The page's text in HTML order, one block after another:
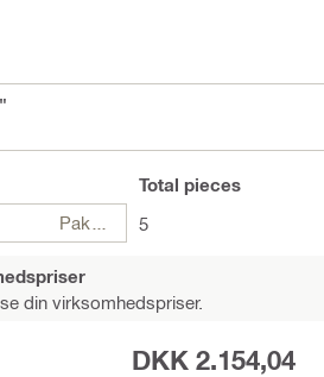
Pakker
Total pieces
5
din virksomhedspriser.
DKK 2.154,04